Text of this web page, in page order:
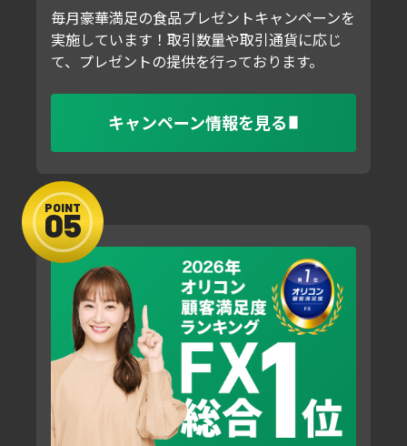
毎月豪華満足の食品プレゼントキャンペーンを
実施しています！取引数量や取引通貨に応じ
て、プレゼントの提供を行っております。
キャンペーン情報を見る
POINT